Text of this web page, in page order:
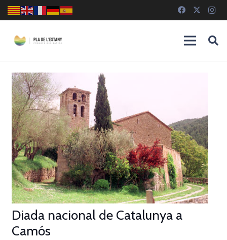
Diada nacional de Catalunya a
Camós